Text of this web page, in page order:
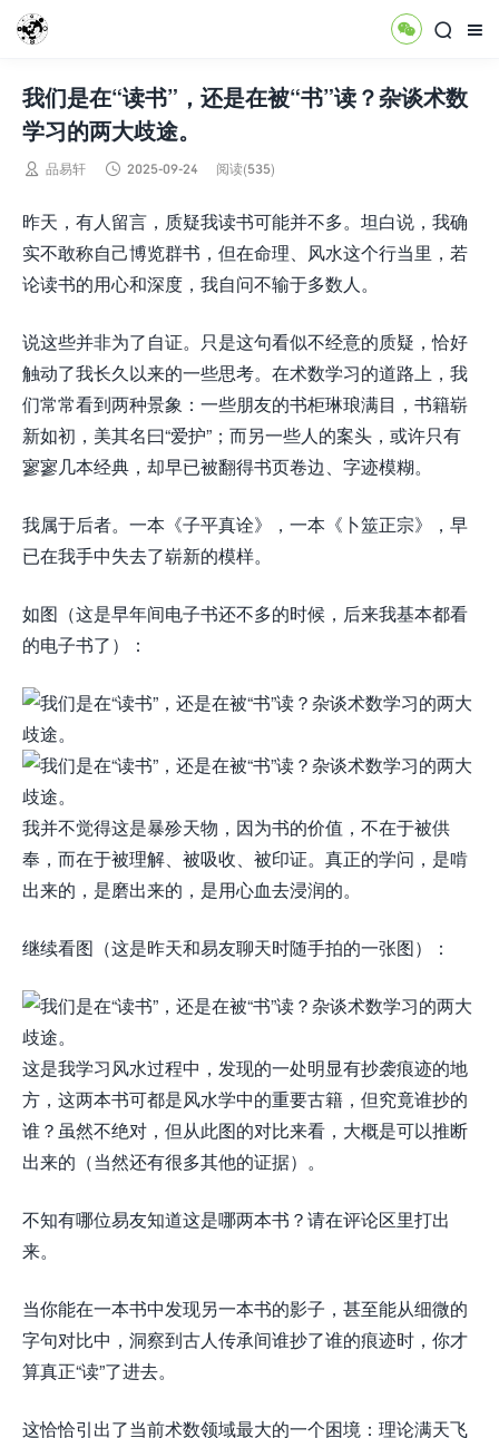



我们是在“读书”，还是在被“书”读？杂谈术数
学习的两大歧途。
 品易轩  2025-09-24 阅读(535)
昨天，有人留言，质疑我读书可能并不多。坦白说，我确
实不敢称自己博览群书，但在命理、风水这个行当里，若
论读书的用心和深度，我自问不输于多数人。
说这些并非为了自证。只是这句看似不经意的质疑，恰好
触动了我长久以来的一些思考。在术数学习的道路上，我
们常常看到两种景象：一些朋友的书柜琳琅满目，书籍崭
新如初，美其名曰“爱护”；而另一些人的案头，或许只有
寥寥几本经典，却早已被翻得书页卷边、字迹模糊。
我属于后者。一本《子平真诠》，一本《卜筮正宗》，早
已在我手中失去了崭新的模样。
如图（这是早年间电子书还不多的时候，后来我基本都看
的电子书了）：
我并不觉得这是暴殄天物，因为书的价值，不在于被供
奉，而在于被理解、被吸收、被印证。真正的学问，是啃
出来的，是磨出来的，是用心血去浸润的。
继续看图（这是昨天和易友聊天时随手拍的一张图）：
这是我学习风水过程中，发现的一处明显有抄袭痕迹的地
方，这两本书可都是风水学中的重要古籍，但究竟谁抄的
谁？虽然不绝对，但从此图的对比来看，大概是可以推断
出来的（当然还有很多其他的证据）。
不知有哪位易友知道这是哪两本书？请在评论区里打出
来。
当你能在一本书中发现另一本书的影子，甚至能从细微的
字句对比中，洞察到古人传承间谁抄了谁的痕迹时，你才
算真正“读”了进去。
这恰恰引出了当前术数领域最大的一个困境：理论满天飞